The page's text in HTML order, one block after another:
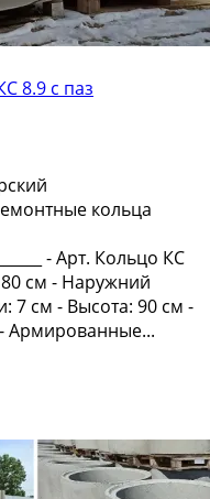
8.9 с паз
кольца
- Арт. Кольцо КС
см - Наружний
7 см - Высота: 90 см -
Армированные...